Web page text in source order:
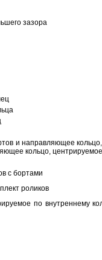
зазора
и направляющее
кольцо,
с бортами
роликов
по внутреннему